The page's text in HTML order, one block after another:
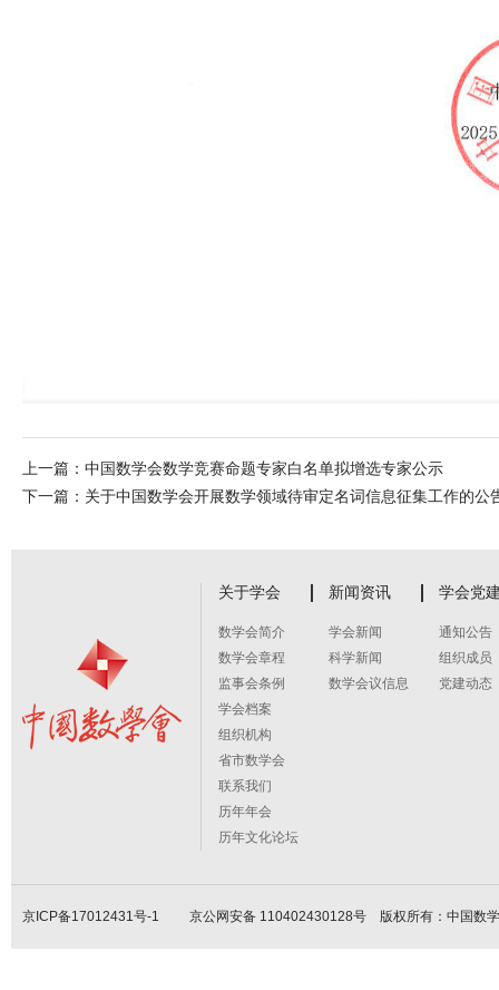
上一篇： 中国数学会数学竞赛命题专家白名单拟增选专家公示
下一篇： 关于中国数学会开展数学领域待审定名词信息征集工作的公
关于学会
数学会简介
数学会章程
监事会条例
学会档案
组织机构
省市数学会
联系我们
历年年会
历年文化论坛
新闻资讯
学会新闻
科学新闻
数学会议信息
学会党
通知公告
组织成员
党建动态
京ICP备17012431号-1 京公网安备 110402430128号 版权所有：中国